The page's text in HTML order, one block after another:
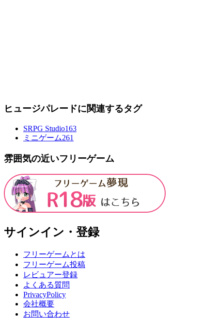
ヒュージパレードに関連するタグ
SRPG Studio163
ミニゲーム261
雰囲気の近いフリーゲーム
サインイン・登録
フリーゲームとは
フリーゲーム投稿
レビュアー登録
よくある質問
PrivacyPolicy
会社概要
お問い合わせ